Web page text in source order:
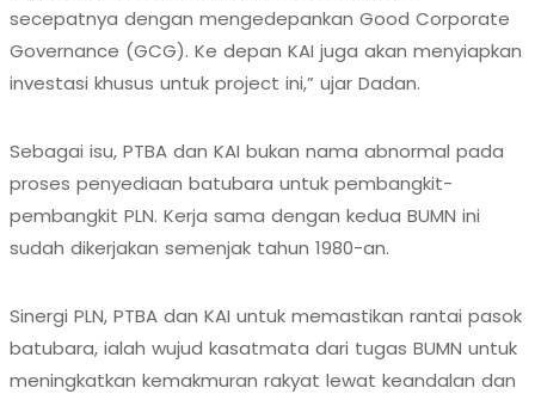
secepatnya dengan mengedepankan Good Corporate
Governance (GCG). Ke depan KAI juga akan menyiapkan
investasi khusus untuk project ini,” ujar Dadan.
Sebagai isu, PTBA dan KAI bukan nama abnormal pada
proses penyediaan batubara untuk pembangkit-
pembangkit PLN. Kerja sama dengan kedua BUMN ini
sudah dikerjakan semenjak tahun 1980-an.
Sinergi PLN, PTBA dan KAI untuk memastikan rantai pasok
batubara, ialah wujud kasatmata dari tugas BUMN untuk
meningkatkan kemakmuran rakyat lewat keandalan dan